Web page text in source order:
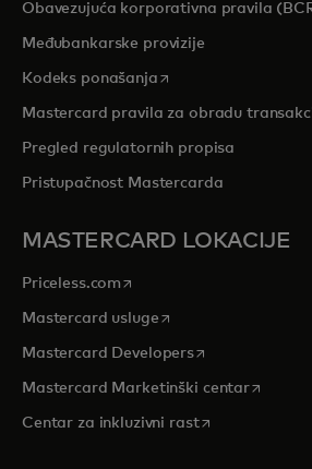
Obavezujuća korporativna pravila
Međubankarske provizije
Kodeks ponašanjaopens in a new tab
Mastercard pravila za obradu
Pregled regulatornih propisa
Pristupačnost Mastercarda
MASTERCARD LOKACIJE
Priceless.com opens in a new tab
Mastercard uslugeopens in a new tab
Mastercard Developersopens in a new
Mastercard Marketinški centaropens in
Centar za inkluzivni rastopens in a new